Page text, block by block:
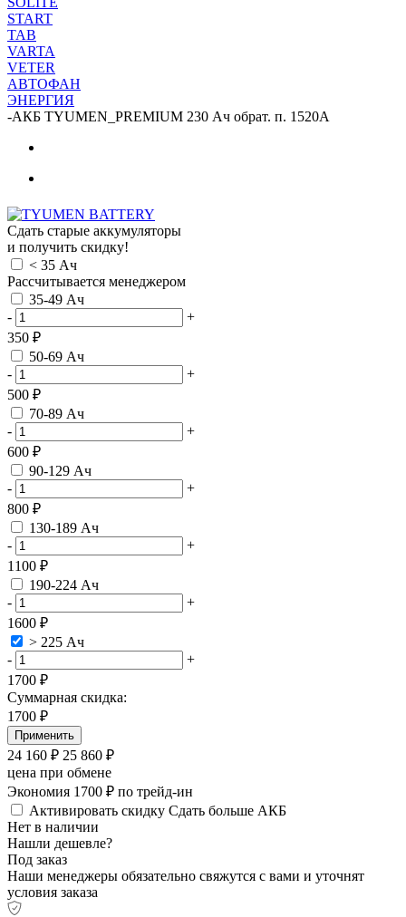
START
TAB
VARTA
VETER
АВТОФАН
ЭНЕРГИЯ
-АКБ TYUMEN_PREMIUM 230 Ач обрат. п. 1520А
Сдать старые аккумуляторы
и получить скидку!
< 35 Ач
Рассчитывается менеджером
35-49 Ач
-
+
350 ₽
50-69 Ач
-
+
500 ₽
70-89 Ач
-
+
600 ₽
90-129 Ач
-
+
800 ₽
130-189 Ач
-
+
1100 ₽
190-224 Ач
-
+
1600 ₽
> 225 Ач
-
+
1700 ₽
Суммарная скидка:
1700 ₽
Применить
24 160 ₽ 25 860 ₽
цена при обмене
Экономия 1700 ₽ по трейд-ин
Активировать скидку Сдать больше АКБ
Нет в наличии
Нашли дешевле?
Под заказ
Наши менеджеры обязательно свяжутся с вами и уточнят
условия заказа